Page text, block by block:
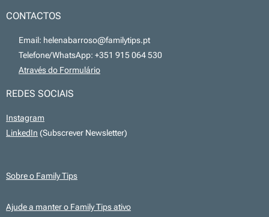
CONTACTOS
📧 Email: helenabarroso@familytips.pt
📞 Telefone/WhatsApp: +351 915 064 530
Através do Formulário
REDES SOCIAIS
Instagram
LinkedIn (Subscrever Newsletter)
Sobre o Family Tips
Ajude a manter o Family Tips ativo